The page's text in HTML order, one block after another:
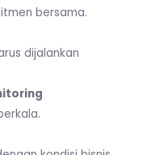
bersama.
dijalankan